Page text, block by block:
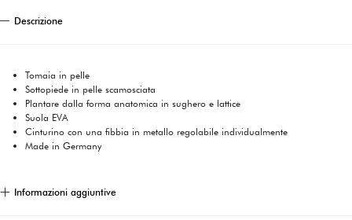
Descrizione
Tomaia in pelle
Sottopiede in pelle scamosciata
Plantare dalla forma anatomica in sughero e lattice
Suola EVA
Cinturino con una fibbia in metallo regolabile individualmente
Made in Germany
Informazioni aggiuntive